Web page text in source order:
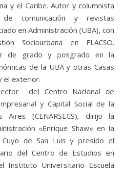
y el Caribe. Autor y columnista
comunicación y revistas
en Administración (UBA), con
Sociourbana en FLACSO.
de grado y posgrado en la
de la UBA y otras Casas
el exterior.
del Centro Nacional de
y Capital Social de la
Aires (CENARSECS), dirijo la
«Enrique Shaw» en la
Cuyo de San Luis y presido el
del Centro de Estudios en
Instituto Universitario Escuela